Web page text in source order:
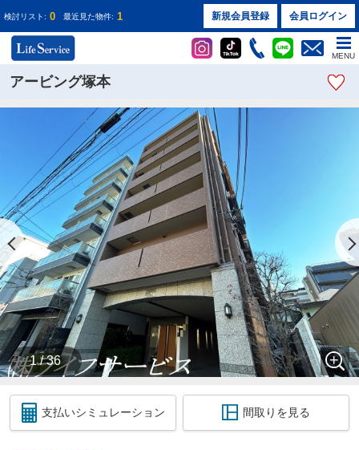
検討リスト: 0 最近見た物件: 1 新規会員登録 会員ログイン
MENU
アービング塚本
1 / 36
支払いシミュレーション 間取りを見る